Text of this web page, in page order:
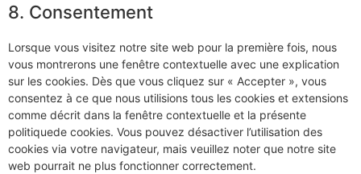
8. Consentement
Lorsque vous visitez notre site web pour la première fois, nous
vous montrerons une fenêtre contextuelle avec une explication
sur les cookies. Dès que vous cliquez sur « Accepter », vous
consentez à ce que nous utilisions tous les cookies et extensions
comme décrit dans la fenêtre contextuelle et la présente
politiquede cookies. Vous pouvez désactiver l’utilisation des
cookies via votre navigateur, mais veuillez noter que notre site
web pourrait ne plus fonctionner correctement.